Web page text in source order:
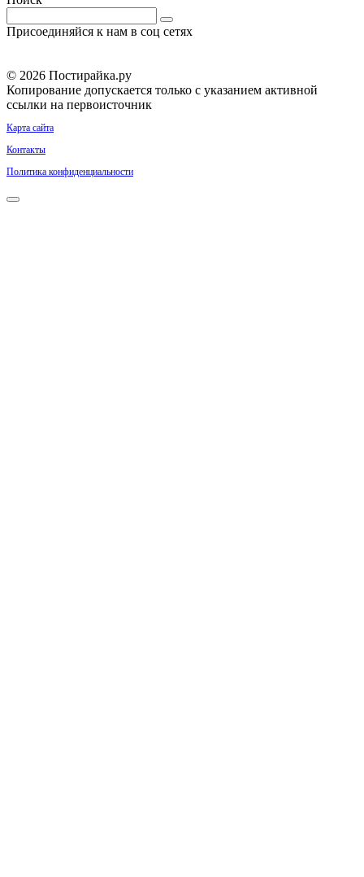
Присоединяйся к нам в соц сетях
© 2026 Постирайка.ру
Копирование допускается только с указанием активной
ссылки на первоисточник
Карта сайта
Контакты
Политика конфиденциальности